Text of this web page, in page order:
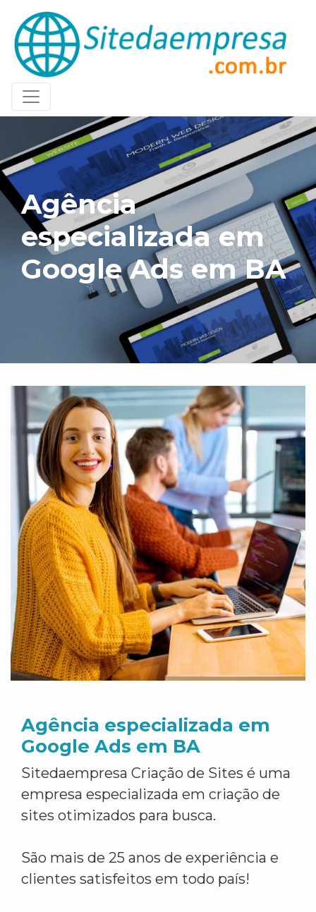
Agência
especializada em
Google Ads em BA
Agência especializada em
Google Ads em BA
Sitedaempresa Criação de Sites é uma
empresa especializada em criação de
sites otimizados para busca.
São mais de 25 anos de experiência e
clientes satisfeitos em todo país!